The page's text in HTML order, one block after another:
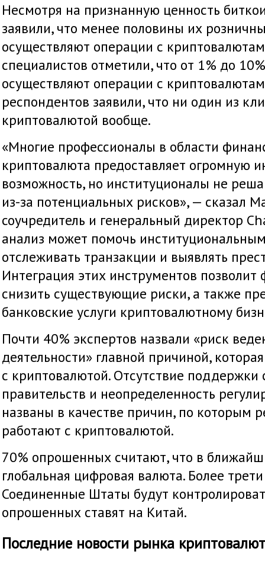
Несмотря на признанную ценность
заявили, что менее половины их
осуществляют операции с
специалистов отметили, что от 1% до
осуществляют операции с
респондентов заявили, что ни один из
криптовалютой вообще.
«Многие профессионалы в области
криптовалюта предоставляет огромную
возможность, но институционалы не
из-за потенциальных рисков», — сказал
соучредитель и генеральный директор
анализ может помочь
отслеживать транзакции и выявлять
Интеграция этих инструментов позволит
снизить существующие риски, а также
банковские услуги криптовалютному
Почти 40% экспертов назвали «риск
деятельности» главной причиной,
с криптовалютой. Отсутствие поддержки
правительств и неопределенность
названы в качестве причин, по которым
работают с криптовалютой.
70% опрошенных считают, что в
глобальная цифровая валюта. Более
Соединенные Штаты будут
опрошенных ставят на Китай.
Последние новости рынка криптовалют